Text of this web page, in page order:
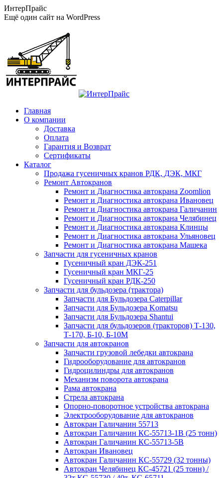
Перейти
к
ИнтерПрайс
Ещё один сайт на WordPress
Главная
О компании
Доставка
Оплата
Гарантия и Возврат
Сертификаты
Каталог
Продажа гусеничных кранов РДК, ДЭК, МКГ
Ремонт Автокранов
Ремонт и Диагностика автокрана Zoomlion
Ремонт и Диагностика автокрана Ивановец
Ремонт и Диагностика автокрана Галичанин
Ремонт и Диагностика автокрана Челябинец
Ремонт и Диагностика автокрана Клинцы
Ремонт и Диагностика автокрана Ульяновец
Ремонт и Диагностика автокрана Машека
Запчасти для гусеничных кранов
Гусеничный кран ДЭК-251
Гусеничный кран МКГ-25
Гусеничный кран РДК-250
Запчасти для бульдозера (трактора)
Запчасти для Бульдозера Caterpillar
Запчасти для Бульдозера Komatsu
Запчасти для Бульдозера Shantui
Запчасти для бульдозеров (тракторов) Т-130,
Т-170, Б-10, Б-10М
Запчасти для автокранов
Запчасти грузовой лебедки автокрана
Гидрооборудование для автокранов
Гидроцилиндры для автокранов
Механизм поворота автокрана
Рама автокрана
Стрела автокрана
Опорно-поворотное устройства автокрана
Электрооборудование для автокранов
Автокран Галичанин 55713
Автокран Галичанин КС-55713-1В (25 тонн)
Автокран Галичанин КС-55713-5В
Автокран Ивановец
Автокран Галичанин КС-55729 (32 тонны)
Автокран Челябинец КС-45721 (25 тонн) /